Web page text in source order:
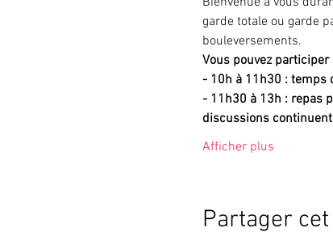
garde totale ou garde
bouleversements.
Vous pouvez
- 10h à 11h30 : temps
- 11h30 à 13h : repas
discussions
Afficher plus
Partager